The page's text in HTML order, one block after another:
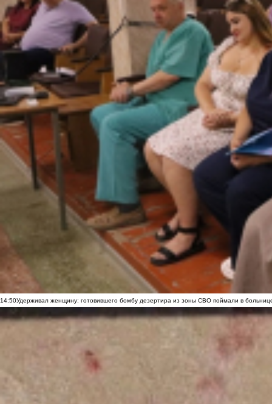
14:50Удерживал женщину: готовившего бомбу дезертира из зоны СВО поймали в